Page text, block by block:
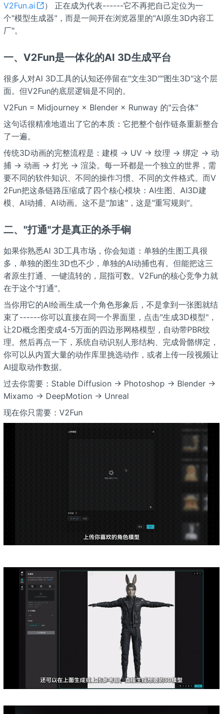
V2Fun.ai
） 正在成为代表------它不再把自己定位为一
个"模型生成器"，而是一间开在浏览器里的"AI原生3D内容工
厂"。
一、V2Fun是一体化的AI 3D生成平台
很多人对AI 3D工具的认知还停留在"文生3D""图生3D"这个层
面。但V2Fun的底层逻辑是不同的。
V2Fun = Midjourney × Blender × Runway 的"云合体"
这句话很精准地道出了它的本质：它把整个创作链条重新整合
了一遍。
传统3D动画的完整流程是：建模 → UV → 纹理 → 绑定 → 动
捕 → 动画 → 灯光 → 渲染。每一环都是一个独立的世界，需
要不同的软件知识、不同的操作习惯、不同的文件格式。而V
2Fun把这条链路压缩成了四个核心模块：AI生图、AI3D建
模、AI动捕、AI动画。这不是"加速"，这是"重写规则"。
二、"打通"才是真正的杀手锏
如果你熟悉AI 3D工具市场，你会知道：单独的生图工具很
多，单独的图生3D也不少，单独的AI动捕也有。但能把这三
者原生打通、一键流转的，屈指可数。V2Fun的核心竞争力就
在于这个"打通"。
当你用它的AI绘画生成一个角色形象后，不是拿到一张图就结
束了------你可以直接在同一个界面里，点击"生成3D模型"，
让2D概念图变成4-5万面的四边形网格模型，自动带PBR纹
理。然后再点一下，系统自动识别人形结构、完成骨骼绑定，
你可以从内置大量的动作库里挑选动作，或者上传一段视频让
AI提取动作数据。
过去你需要：Stable Diffusion → Photoshop → Blender →
Mixamo → DeepMotion → Unreal
现在你只需要：V2Fun